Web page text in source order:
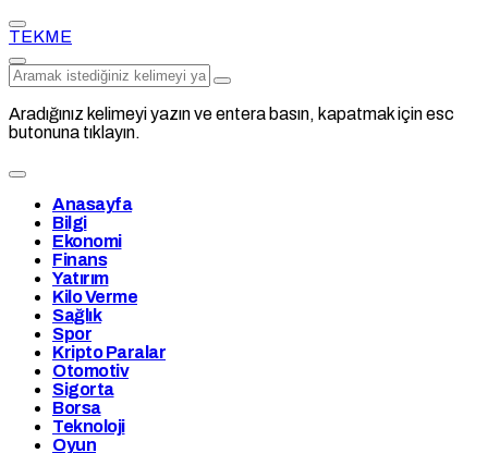
TEKME
Aradığınız kelimeyi yazın ve entera basın, kapatmak için esc
butonuna tıklayın.
Anasayfa
Bilgi
Ekonomi
Finans
Yatırım
Kilo Verme
Sağlık
Spor
Kripto Paralar
Otomotiv
Sigorta
Borsa
Teknoloji
Oyun